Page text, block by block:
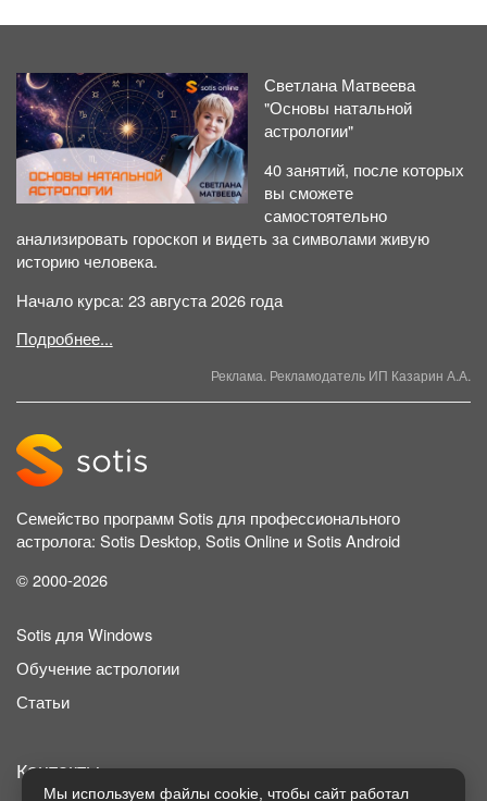
Светлана Матвеева
"Основы натальной
астрологии"
40 занятий, после которых
вы сможете
самостоятельно
анализировать гороскоп и видеть за символами живую
историю человека.
Начало курса: 23 августа 2026 года
Подробнее...
Реклама. Рекламодатель ИП Казарин А.А.
Семейство программ Sotis для профессионального
астролога: Sotis Desktop, Sotis Online и Sotis Android
© 2000-2026
Sotis для Windows
Обучение астрологии
Статьи
Контакты
Мы используем файлы cookie, чтобы сайт работал